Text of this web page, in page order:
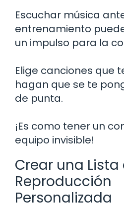
Escuchar música
entrenamiento
un impulso para la
Elige canciones que
hagan que se te
de punta.
¡Es como tener un
equipo invisible!
Crear una Lista
Reproducción
Personalizada